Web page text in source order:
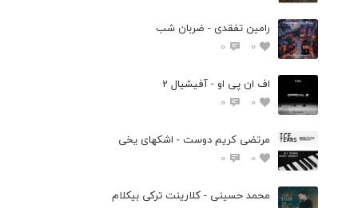
رامین تفقدی - ضربان شب
0
0
اف ان پی او - آفیشیال 2
0
0
مرتضی کریم دوست - اشکهای یخی
0
0
محمد حسینی - کلارینت ترکی بیکلام